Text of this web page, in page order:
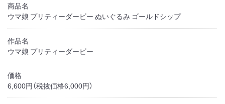
商品名
ウマ娘 プリティーダービー ぬいぐるみ ゴールドシップ
作品名
ウマ娘 プリティーダービー
価格
6,600円（税抜価格6,000円）